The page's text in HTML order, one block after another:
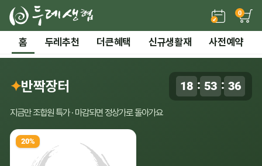
0
홈 두레추천 더큰혜택 신규생활재 사전예약
시즌기획
말복 더위까지! 끝장 보양 특가
든든한 간편 보양식 →
‹ ›
2 / 7 전체 보기
0
✦반짝장터 18 : 53 : 35
지금만 조합원 특가 · 마감되면 정상가로 돌아가요
20%